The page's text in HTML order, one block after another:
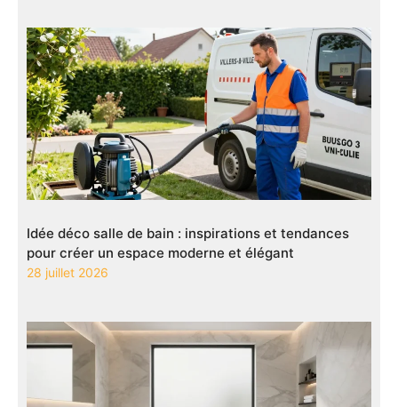
Idée déco salle de bain : inspirations et tendances
pour créer un espace moderne et élégant
28 juillet 2026